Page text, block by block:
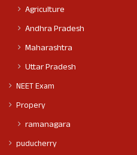
Agriculture
Andhra Pradesh
Maharashtra
Uttar Pradesh
NEET Exam
Propery
ramanagara
puducherry